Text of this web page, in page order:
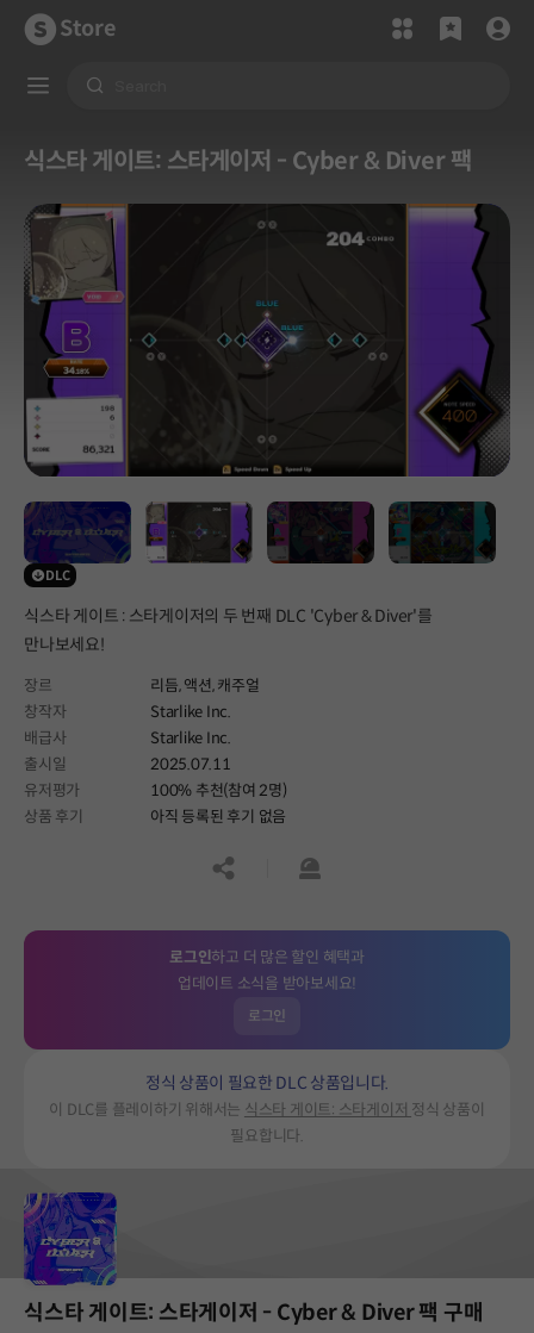
Store
식스타 게이트: 스타게이저 - Cyber & Diver 팩
DLC
식스타 게이트 : 스타게이저의 두 번째 DLC 'Cyber & Diver'를
만나보세요!
장르 리듬,액션,캐주얼
창작자
Starlike Inc.
배급사
Starlike Inc.
출시일
2025.07.11
유저평가
100% 추천(참여 2명)
상품 후기
아직 등록된 후기 없음
공유하기신고하기
로그인하고 더 많은 할인 혜택과
업데이트 소식을 받아보세요!
로그인
정식 상품이 필요한 DLC 상품입니다.
이 DLC를 플레이하기 위해서는 식스타 게이트: 스타게이저 정식 상품이
필요합니다.
식스타 게이트: 스타게이저 - Cyber & Diver 팩 구매